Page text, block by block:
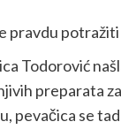
pravdu potražiti
Todorović
preparata
pevačica se